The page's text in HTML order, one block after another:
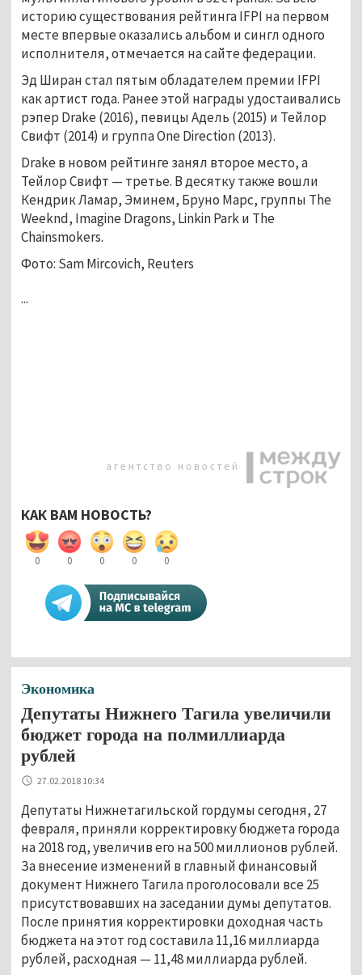
историю существования рейтинга IFPI на первом
месте впервые оказались альбом и сингл одного
исполнителя, отмечается на сайте федерации.
Эд Ширан стал пятым обладателем премии IFPI
как артист года. Ранее этой награды удостаивались
рэпер Drake (2016), певицы Адель (2015) и Тейлор
Свифт (2014) и группа One Direction (2013).
Drake в новом рейтинге занял второе место, а
Тейлор Свифт — третье. В десятку также вошли
Кендрик Ламар, Эминем, Бруно Марс, группы The
Weeknd, Imagine Dragons, Linkin Park и The
Chainsmokers.
Фото: Sam Mircovich, Reuters
...
КАК ВАМ НОВОСТЬ?
0 0 0 0 0
Экономика
Депутаты Нижнего Тагила увеличили
бюджет города на полмиллиарда
рублей
27.02.2018 10:34
Депутаты Нижнетагильской гордумы сегодня, 27
февраля, приняли корректировку бюджета города
на 2018 год, увеличив его на 500 миллионов рублей.
За внесение изменений в главный финансовый
документ Нижнего Тагила проголосовали все 25
присутствовавших на заседании думы депутатов.
После принятия корректировки доходная часть
бюджета на этот год составила 11,16 миллиарда
рублей, расходная — 11,48 миллиарда рублей.